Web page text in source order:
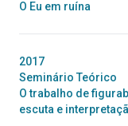
O Eu em ruína
2017
Seminário Teórico
O trabalho de
escuta e